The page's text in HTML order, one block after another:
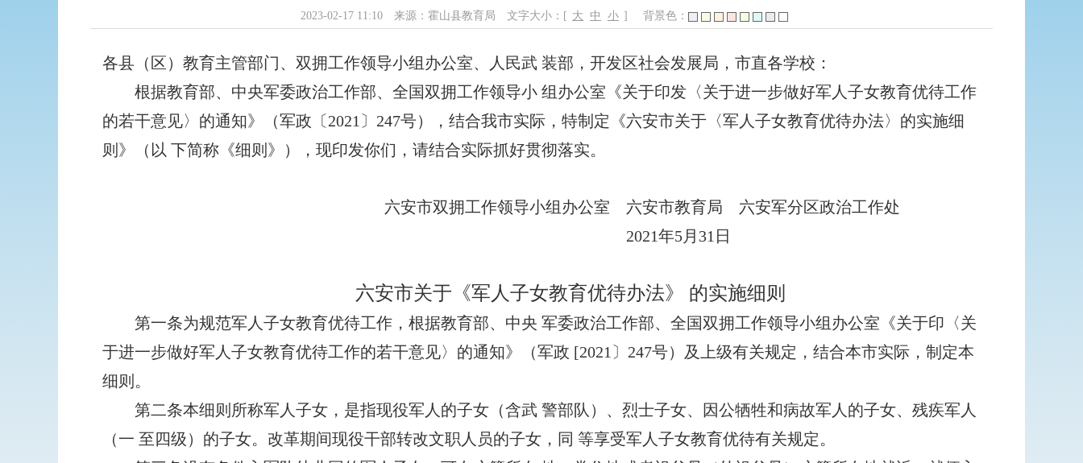
2023-02-17 11:10 来源：霍山县教育局 文字大小：[ 大 中 小 ] 背景色：
各县（区）教育主管部门、双拥工作领导小组办公室、人民武 装部，开发区社会发展局，市直各学校：
根据教育部、中央军委政治工作部、全国双拥工作领导小 组办公室《关于印发〈关于进一步做好军人子女教育优待工作
的若干意见〉的通知》（军政〔2021〕247号），结合我市实际，特制定《六安市关于〈军人子女教育优待办法〉的实施细
则》（以 下简称《细则》），现印发你们，请结合实际抓好贯彻落实。
六安市双拥工作领导小组办公室 六安市教育局
六安军分区政治工作处
2021年5月31日
六安市关于《军人子女教育优待办法》 的实施细则
第一条为规范军人子女教育优待工作，根据教育部、中央 军委政治工作部、全国双拥工作领导小组办公室《关于印〈关
于进一步做好军人子女教育优待工作的若干意见〉的通知》（军政 [2021〕247号）及上级有关规定，结合本市实际，制定本
细则。
第二条本细则所称军人子女，是指现役军人的子女（含武 警部队）、烈士子女、因公牺牲和病故军人的子女、残疾军人
（一 至四级）的子女。改革期间现役干部转改文职人员的子女，同 等享受军人子女教育优待有关规定。